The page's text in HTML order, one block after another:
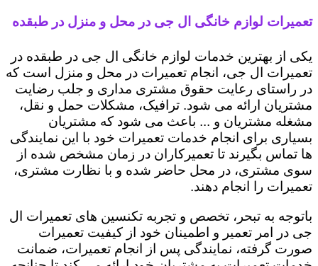
تعمیرات لوازم خانگی ال جی در محل و منزل در طبقده
یکی از بهترین خدمات لوازم خانگی ال جی در طبقده در
تعمیرات ال جی، انجام تعمیرات در محل و منزل است که
در راستای رعایت حقوق مشتری مداری و جلب رضایت
مشتریان ارائه می شود. ترافیک، مشکلات حمل و نقل،
مشغله مشتریان و ... باعث می شود که مشتریان
بسیاری برای انجام خدمات تعمیرات خود با این نمایندگی
ها تماس بگیرند تا تعمیرکاران در زمان مشخص شده از
سوی مشتری، در محل حاضر شده و با نظارت مشتری،
تعمیرات را انجام دهند.
باتوجه به تبحر، تخصص و تجربه تکنسین های تعمیرات ال
جی در امر تعمیر و اطمینان خود از کیفیت تعمیرات
صورت گرفته، نمایندگی پس از انجام تعمیرات، ضمانت